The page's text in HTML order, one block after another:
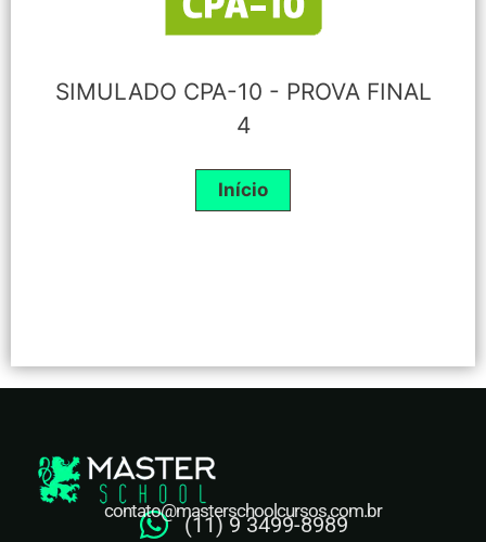
SIMULADO CPA-10 - PROVA FINAL
4
(11) 9 3499-8989
contato@masterschoolcursos.com.br